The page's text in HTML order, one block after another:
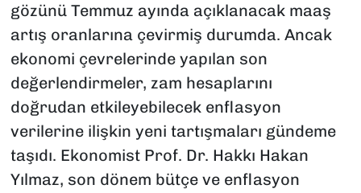
gözünü Temmuz ayında açıklanacak maaş
artış oranlarına çevirmiş durumda. Ancak
ekonomi çevrelerinde yapılan son
değerlendirmeler, zam hesaplarını
doğrudan etkileyebilecek enflasyon
verilerine ilişkin yeni tartışmaları gündeme
taşıdı. Ekonomist Prof. Dr. Hakkı Hakan
Yılmaz, son dönem bütçe ve enflasyon